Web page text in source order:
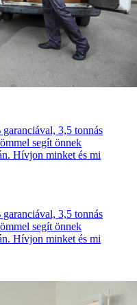
3,5 tonnás
segít önnek
Hívjon minket és mi
3,5 tonnás
segít önnek
Hívjon minket és mi